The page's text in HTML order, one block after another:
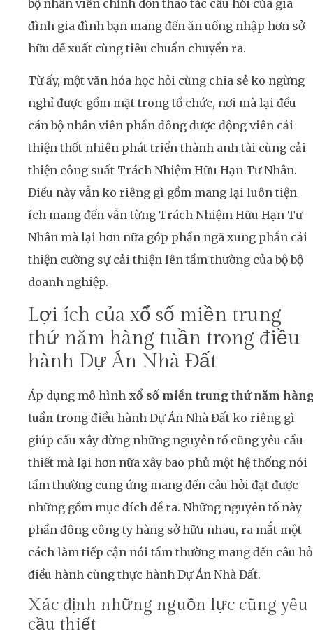
bộ nhân viên chỉnh dốn thao tác câu hỏi của gia
đình gia đình bạn mang đến ăn uống nhập hơn sở
hữu đề xuất cùng tiêu chuẩn chuyển ra.
Từ ấy, một văn hóa học hỏi cùng chia sẻ ko ngừng
nghỉ được gồm mặt trong tổ chức, nơi mà lại đều
cán bộ nhân viên phần đông được động viên cải
thiện thốt nhiên phát triển thành anh tài cùng cải
thiện công suất Trách Nhiệm Hữu Hạn Tư Nhân.
Điều này vẫn ko riêng gì gồm mang lại luôn tiện
ích mang đến vẫn từng Trách Nhiệm Hữu Hạn Tư
Nhân mà lại hơn nữa góp phần ngã xung phần cải
thiện cường sự cải thiện lên tầm thường của bộ bộ
doanh nghiệp.
Lợi ích của xổ số miền trung
thứ năm hàng tuần trong điều
hành Dự Án Nhà Đất
Áp dụng mô hình xổ số miền trung thứ năm
tuần trong điều hành Dự Án Nhà Đất ko riêng gì
giúp cấu xây dừng những nguyên tố cũng yêu cầu
thiết mà lại hơn nữa xây bao phủ một hệ thống nói
tầm thường cung ứng mang đến câu hỏi đạt được
những gồm mục đích đề ra. Những nguyên tố này
phần đông công ty hàng sở hữu nhau, ra mắt một
cách làm tiếp cận nói tầm thường mang đến câu
điều hành cùng thực hành Dự Án Nhà Đất.
Xác định những nguồn lực cũng yêu
cầu thiết